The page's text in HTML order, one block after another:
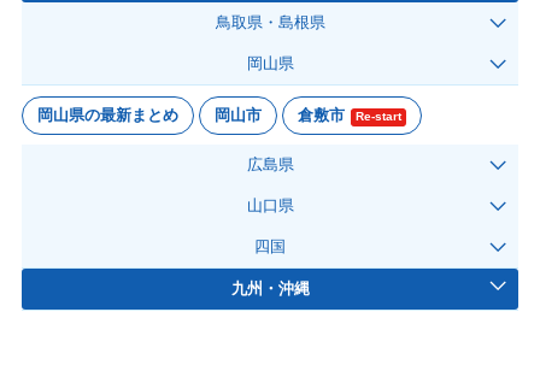
鳥取県・島根県
岡山県
岡山県の最新まとめ 岡山市 倉敷市 Re-start
広島県
山口県
四国
九州・沖縄